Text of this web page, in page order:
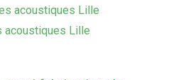
acoustiques Lille
acoustiques Lille